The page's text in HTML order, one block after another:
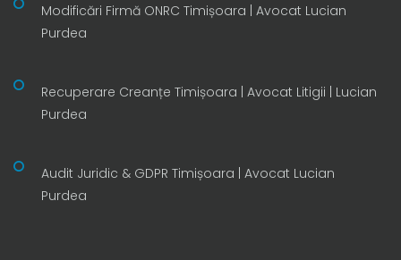
Modificări Firmă ONRC Timișoara | Avocat Lucian
Purdea
Recuperare Creanțe Timișoara | Avocat Litigii | Lucian
Purdea
Audit Juridic & GDPR Timișoara | Avocat Lucian
Purdea